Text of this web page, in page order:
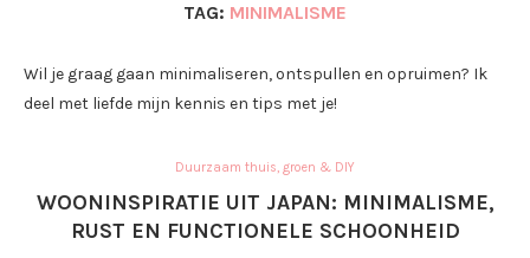
TAG: MINIMALISME
Wil je graag gaan minimaliseren, ontspullen en opruimen? Ik
deel met liefde mijn kennis en tips met je!
Duurzaam thuis, groen & DIY
WOONINSPIRATIE UIT JAPAN: MINIMALISME,
RUST EN FUNCTIONELE SCHOONHEID